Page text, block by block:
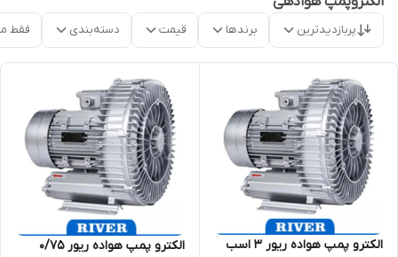
پربازدیدترین برندها قیمت دسته‌بندی فقط
الکترو پمپ هواده ریور 3 اسب
الکترو پمپ هواده ریور 0/75